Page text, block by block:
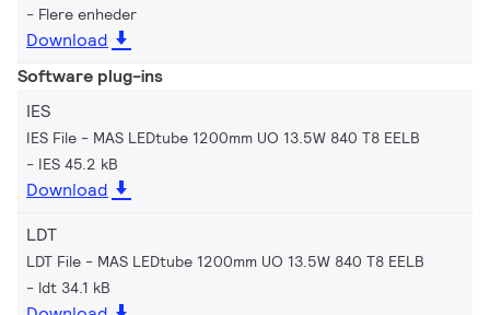
Flere enheder
Download
Software plug-ins
IES
IES File - MAS LEDtube 1200mm UO 13.5W 840 T8 EELB
IES 45.2 kB
Download
LDT
LDT File - MAS LEDtube 1200mm UO 13.5W 840 T8 EELB
ldt 34.1 kB